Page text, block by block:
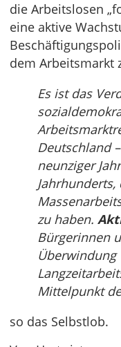
die Arbeitslosen
eine aktive
dem Arbeitsmarkt
Es ist das
Deutschland
neunziger
zu haben.
Bürgerinnen
Überwindung
Mittelpunkt
so das Selbstlob.